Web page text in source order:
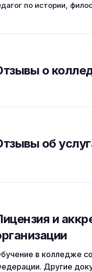
по истории,
о
об
и
в колледже
Другие